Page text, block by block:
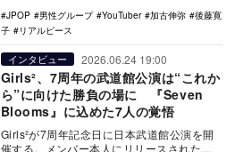
JPOP
男性グループ YouTuber 加古伸弥
後藤寛
子
リアルピース
インタビュー 2026.06.24 19:00
Girls²、7周年の武道館公演は“これか
ら”に向けた勝負の場に 『Seven
Blooms』に込めた7人の覚悟
Girls²が7周年記念日に日本武道館公演を開
催する。メンバー本人にリリースされたア